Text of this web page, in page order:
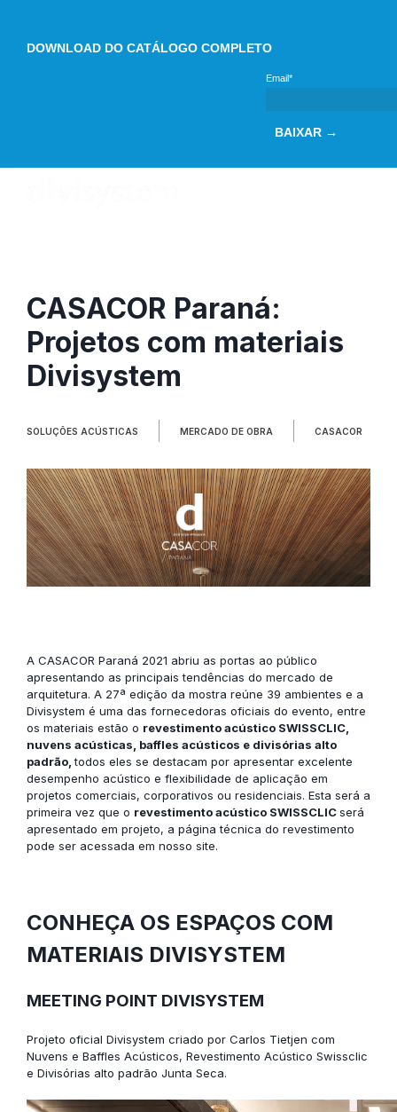
DOWNLOAD DO CATÁLOGO COMPLETO
Email*
BAIXAR →
CASACOR Paraná:
Projetos com materiais
Divisystem
SOLUÇÕES ACÚSTICAS MERCADO DE OBRA CASACOR
A CASACOR Paraná 2021 abriu as portas ao público
apresentando as principais tendências do mercado de
arquitetura. A 27ª edição da mostra reúne 39 ambientes e a
Divisystem é uma das fornecedoras oficiais do evento, entre
os materiais estão o revestimento acústico SWISSCLIC,
nuvens acústicas, baffles acústicos e divisórias alto
padrão,todos eles se destacam por apresentar excelente
desempenho acústico e flexibilidade de aplicação em
projetos comerciais, corporativos ou residenciais. Esta será a
primeira vez que o revestimento acústico SWISSCLICserá
apresentado em projeto, a página técnica do revestimento
pode ser acessada em nosso site.
CONHEÇA OS ESPAÇOS COM
MATERIAIS DIVISYSTEM
MEETING POINT DIVISYSTEM
Projeto oficial Divisystem criado por Carlos Tietjen com
Nuvens e Baffles Acústicos, Revestimento Acústico Swissclic
e Divisórias alto padrão Junta Seca.